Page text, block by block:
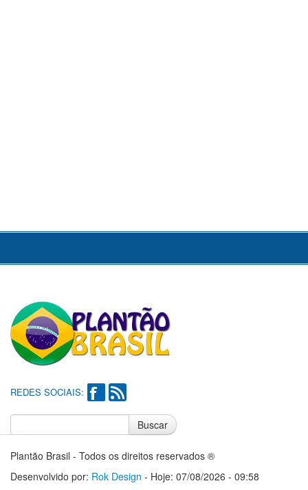
REDES SOCIAIS:
Buscar
Plantão Brasil - Todos os direitos reservados ®
Desenvolvido por: Rok Design - Hoje: 07/08/2026 - 09:58